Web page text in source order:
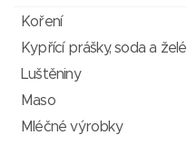
Koření
Kypřící prášky, soda a želé
Luštěniny
Maso
Mléčné výrobky